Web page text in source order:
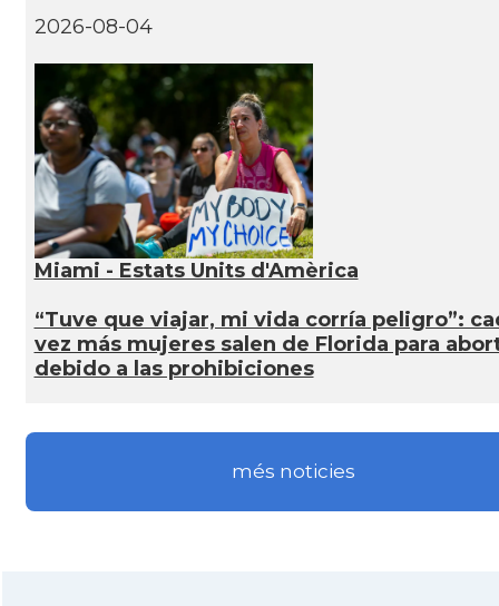
2026-08-04
Miami - Estats Units d'Amèrica
“Tuve que viajar, mi vida corría peligro”:
vez más mujeres salen de Florida para
debido a las prohibiciones
més noticies